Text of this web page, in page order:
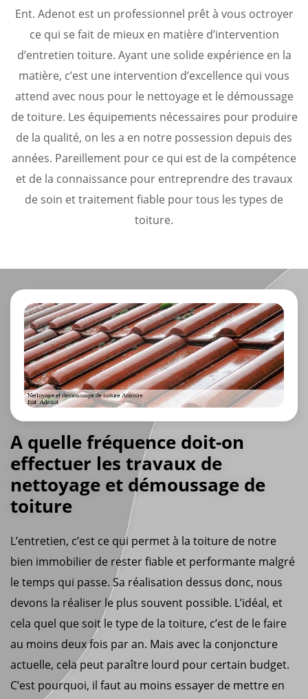
Ent. Adenot est un professionnel prêt à vous octroyer
ce qui se fait de mieux en matière d’intervention
d’entretien toiture. Ayant une solide expérience en la
matière, c’est une intervention d’excellence qui vous
attend avec nous pour le nettoyage et le démoussage
de toiture. Les équipements nécessaires pour produire
de la qualité, on les a en notre possession depuis des
années. Pareillement pour ce qui est de la compétence
et de la connaissance pour entreprendre des travaux
de soin et traitement fiable pour tous les types de
toiture.
A quelle fréquence doit-on
effectuer les travaux de
nettoyage et démoussage de
toiture
L’entretien, c’est ce qui permet à la toiture de notre
bien immobilier de rester fiable et performante malgré
le temps qui passe. Sa réalisation dessus donc, nous
devons la réaliser le plus souvent possible. L’idéal, et
cela quel que soit le type de la toiture, c’est de le faire
au moins deux fois par an. Mais avec la conjoncture
actuelle, cela peut paraître lourd pour certain budget.
C’est pourquoi, il faut au moins essayer de mettre en